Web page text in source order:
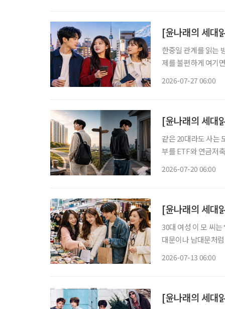
[윤나래의 세대
한중일 관계를 읽는
제를 불편하게 여기
2026-07-27 06:00
[윤나래의 세대
같은 20대라도 사는
부를 ETF와 연금저
2026-07-20 06:00
[윤나래의 세대
30대 여성 이 모 씨
대문이나 남대문처
2026-07-13 06:00
[윤나래의 세대